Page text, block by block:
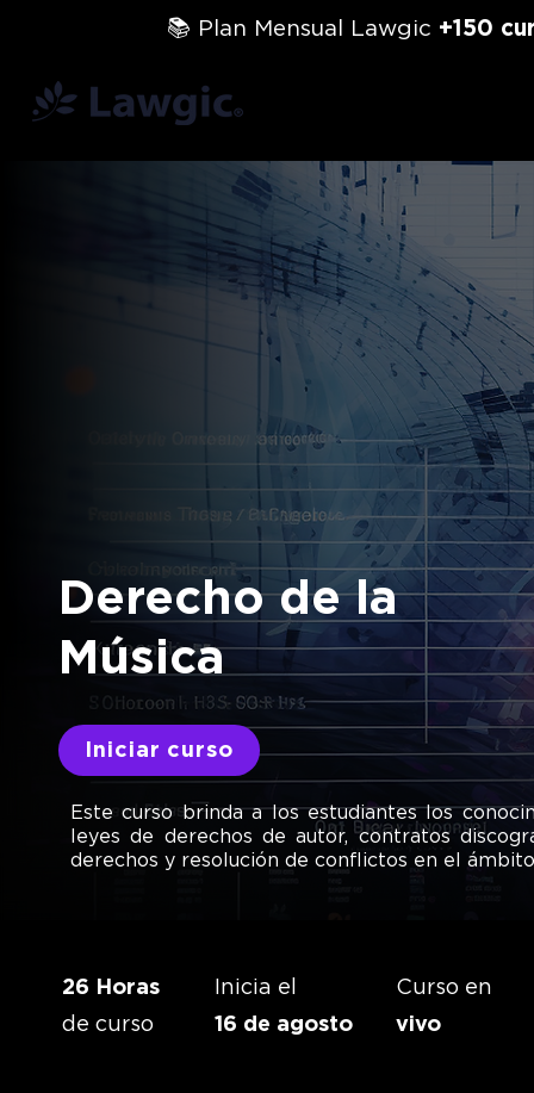
📚 Plan Mensual Lawgic +150
Este curso brinda a los estudiantes los
leyes de derechos de autor, contratos
derechos y resolución de conflictos en el
Iniciar curso
Derecho de la
​Música
26 Horas
de curso
Inicia el
16 de agosto
Curso en
vivo